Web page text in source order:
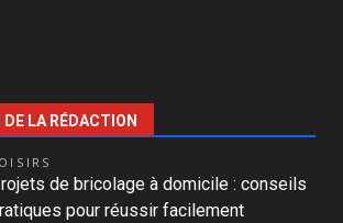
LA RÉDACTION
de bricolage à domicile : conseils
pour réussir facilement